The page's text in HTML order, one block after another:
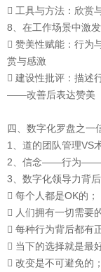
 工具与方法：欣赏
8、在工作场景中激
 赞美性赋能：行
赏与感激
 建设性批评：描
——改善后表达赞美
四、数字化罗盘之一
1、道的团队管理VS
2、信念——行为——
3、数字化领导力背
 每个人都是OK的；
 人们拥有一切需要
 每种行为背后都有
 当下的选择就是最
 改变是不可避免的；